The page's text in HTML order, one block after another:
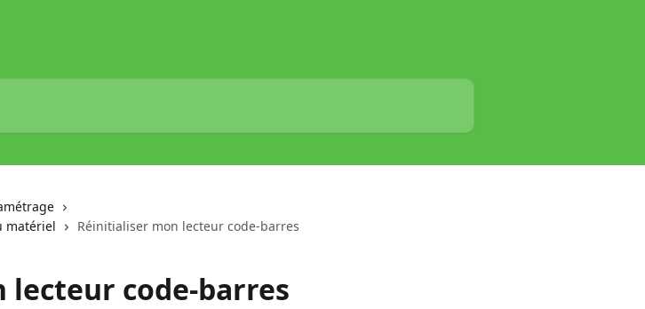
matériel
Réinitialiser mon lecteur code-barres
code-barres